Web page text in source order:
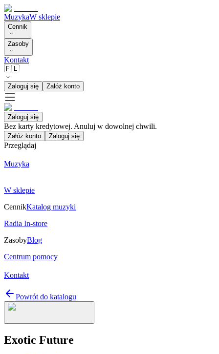
MuzykaW sklepie
Cennik
Zasoby
Kontakt
🇵🇱
Zaloguj się Załóż konto
Zaloguj się
Bez karty kredytowej. Anuluj w dowolnej chwili.
Załóż konto Zaloguj się
Przeglądaj
Muzyka
W sklepie
CennikKatalog muzyki
Radia In-store
ZasobyBlog
Centrum pomocy
Kontakt
Powrót do katalogu
Exotic Future